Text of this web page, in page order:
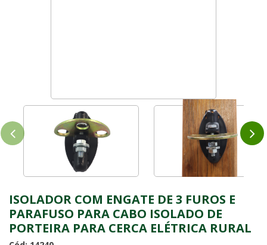
ISOLADOR COM ENGATE DE 3 FUROS E
PARAFUSO PARA CABO ISOLADO DE
PORTEIRA PARA CERCA ELÉTRICA RURAL